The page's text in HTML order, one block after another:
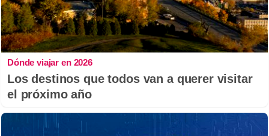
Dónde viajar en 2026
Los destinos que todos van a querer visitar
el próximo año